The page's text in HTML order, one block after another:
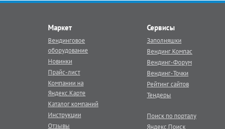
Маркет
Вендинговое
оборудование
Новинки
Прайс-лист
Компании на
Яндекс.Карте
Каталог компаний
Инструкции
Отзывы
Сервисы
Заполняшки
Вендинг.Компас
Вендинг-Форум
Вендинг-Точки
Рейтинг сайтов
Тендеры
Поиск по порталу
Яндекс.Поиск